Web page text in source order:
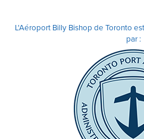
L'Aéroport Billy Bishop de Toronto
par :